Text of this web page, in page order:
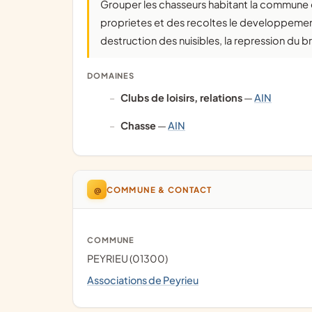
Grouper les chasseurs habitant la commune de peyrieu en vue de favoriser dans le respect des
proprietes et des recoltes le
destruction des nuisibles, la repression du
DOMAINES
clubs de loisirs, relations—AIN
chasse—AIN
@ COMMUNE & CONTACT
COMMUNE
PEYRIEU (01300)
Associations de Peyrieu